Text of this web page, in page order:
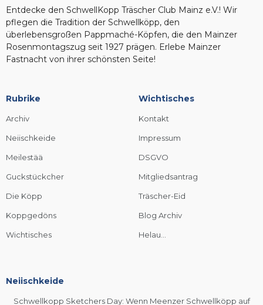
Entdecke den SchwellKopp Träscher Club Mainz e.V.! Wir
pflegen die Tradition der Schwellköpp, den
überlebensgroßen Pappmaché-Köpfen, die den Mainzer
Rosenmontagszug seit 1927 prägen. Erlebe Mainzer
Fastnacht von ihrer schönsten Seite!
Rubrike
Archiv
Neiischkeide
Meilestää
Guckstückcher
Die Köpp
Koppgedöns
Wichtisches
Wichtisches
Kontakt
Impressum
DSGVO
Mitgliedsantrag
Träscher-Eid
Blog Archiv
Helau...
Neiischkeide
Schwellkopp Sketchers Day: Wenn Meenzer Schwellköpp auf